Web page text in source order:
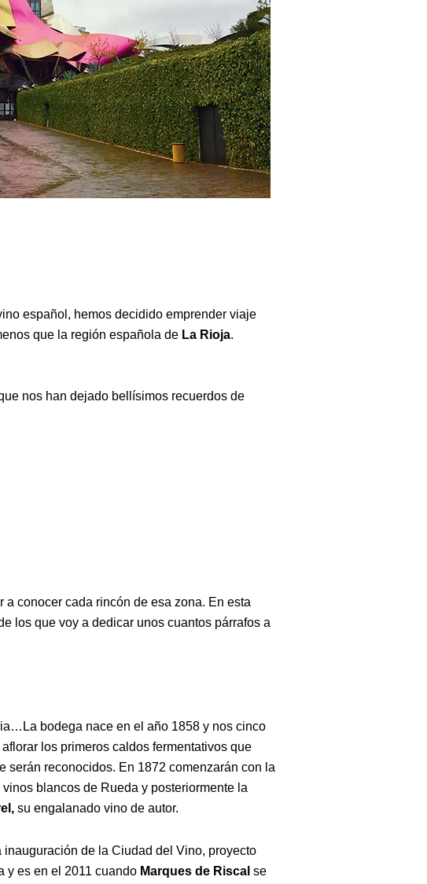
español, hemos decidido emprender viaje
que la región española de La Rioja.
nos han dejado bellísimos recuerdos de
conocer cada rincón de esa zona. En esta
los que voy a dedicar unos cuantos párrafos a
bodega nace en el año 1858 y nos cinco
los primeros caldos fermentativos que
serán reconocidos. En 1872 comenzarán con la
blancos de Rueda y posteriormente la
su engalanado vino de autor.
inauguración de la Ciudad del Vino, proyecto
y es en el 2011 cuando Marques de Riscal se